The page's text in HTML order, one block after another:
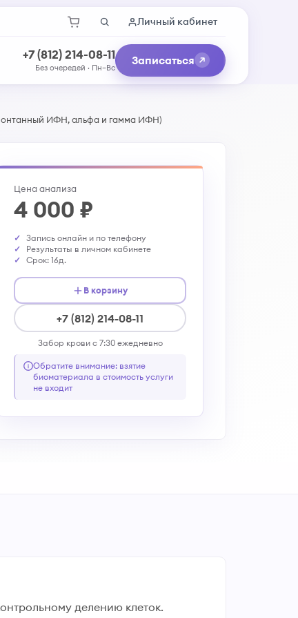
Личный кабинет
+7 (812) 214-08-11
Без очередей · Пн–Вс
Записаться
ИФН, альфа и гамма ИФН)
Цена анализа
4 000 ₽
Запись онлайн и по телефону
Результаты в личном кабинете
Срок: 16д.
В корзину
+7 (812) 214-08-11
Забор крови с 7:30 ежедневно
Обратите внимание: взятие
биоматериала в стоимость услуги
не входит
делению клеток.